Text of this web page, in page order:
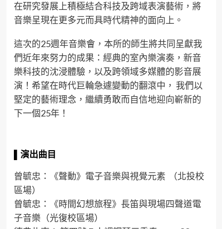
在研究發展上積極結合科技及跨域表演藝術，將
音樂呈現在更多元而具時代精神的面向上。
這次的25週年音樂會，本所的師生將共同呈獻我
們近年來努力的成果：經典的室內樂演奏，新音
樂科技的沈浸體驗，以及跨領域多媒體的影音展
演！希望在時代巨輪急遽變動的翻滾中， 我們以
堅定的藝術理念，繼續勇敢而自信地迎向嶄新的
下一個25年！
演出曲目
曾毓忠：《聲動》電子音樂與視覺元素 （北投校
區場）
曾毓忠：《時間幻想旅程》長笛與現場四聲道電
子音樂（光復校區場）